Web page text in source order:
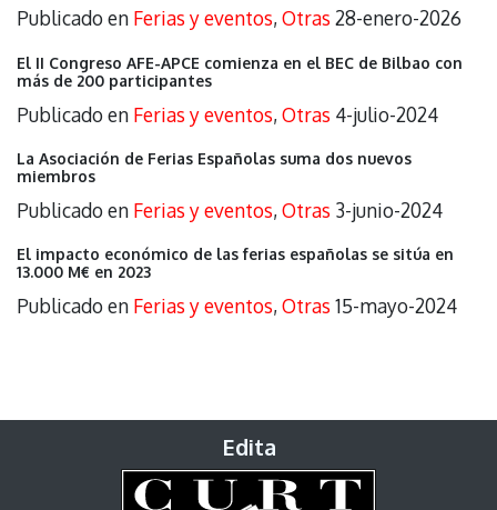
Publicado en Ferias y eventos, Otras 28-enero-2026
El II Congreso AFE-APCE comienza en el BEC de Bilbao con
más de 200 participantes
Publicado en Ferias y eventos, Otras 4-julio-2024
La Asociación de Ferias Españolas suma dos nuevos
miembros
Publicado en Ferias y eventos, Otras 3-junio-2024
El impacto económico de las ferias españolas se sitúa en
13.000 M€ en 2023
Publicado en Ferias y eventos, Otras 15-mayo-2024
Edita